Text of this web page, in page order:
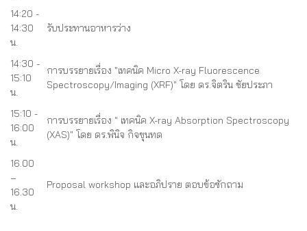
14:20 -
14:30
น.
รับประทานอาหารว่าง
14:30 -
15:10
น.
การบรรยายเรื่อง "เทคนิค Micro X-ray Fluorescence
Spectroscopy/Imaging (XRF)" โดย ดร.จิตริน ชัยประภา
15:10 -
16:00
น.
การบรรยายเรื่อง " เทคนิค X-ray Absorption Spectroscopy
(XAS)" โดย ดร.พินิจ กิจขุนทด
16.00
–
16.30
น.
Proposal workshop และอภิปราย ตอบข้อซักถาม